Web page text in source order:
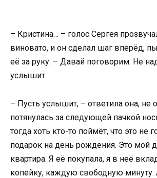
– Кристина… – голос Сергея
виновато, и он сделал шаг вперёд,
её за руку. – Давай поговорим. Не
услышит.
– Пусть услышит, – ответила она, не
потянулась за следующей пачкой
тогда хоть кто-то поймёт, что это не
подарок на день рождения. Это мой
квартира. Я её покупала, я в неё
копейку, каждую свободную минуту.